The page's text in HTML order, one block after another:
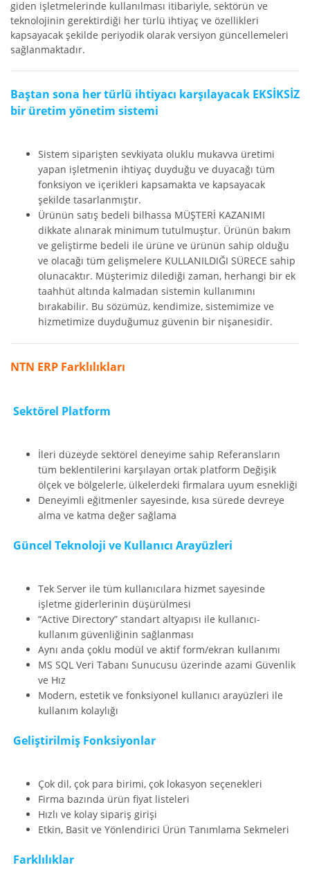
giden işletmelerinde kullanılması itibariyle, sektörün ve
teknolojinin gerektirdiği her türlü ihtiyaç ve özellikleri
kapsayacak şekilde periyodik olarak versiyon güncellemeleri
sağlanmaktadır.
Baştan sona her türlü ihtiyacı karşılayacak EKSİKSİZ
bir üretim yönetim sistemi
Sistem siparişten sevkiyata oluklu mukavva üretimi
yapan işletmenin ihtiyaç duyduğu ve duyacağı tüm
fonksiyon ve içerikleri kapsamakta ve kapsayacak
şekilde tasarlanmıştır.
Ürünün satış bedeli bilhassa MÜŞTERİ KAZANIMI
dikkate alınarak minimum tutulmuştur. Ürünün bakım
ve geliştirme bedeli ile ürüne ve ürünün sahip olduğu
ve olacağı tüm gelişmelere KULLANILDIĞI SÜRECE sahip
olunacaktır. Müşterimiz dilediği zaman, herhangi bir ek
taahhüt altında kalmadan sistemin kullanımını
bırakabilir. Bu sözümüz, kendimize, sistemimize ve
hizmetimize duyduğumuz güvenin bir nişanesidir.
NTN ERP Farklılıkları
Sektörel Platform
İleri düzeyde sektörel deneyime sahip Referansların
tüm beklentilerini karşılayan ortak platform Değişik
ölçek ve bölgelerle, ülkelerdeki firmalara uyum esnekliği
Deneyimli eğitmenler sayesinde, kısa sürede devreye
alma ve katma değer sağlama
Güncel Teknoloji ve Kullanıcı Arayüzleri
Tek Server ile tüm kullanıcılara hizmet sayesinde
işletme giderlerinin düşürülmesi
“Active Directory” standart altyapısı ile kullanıcı-
kullanım güvenliğinin sağlanması
Aynı anda çoklu modül ve aktif form/ekran kullanımı
MS SQL Veri Tabanı Sunucusu üzerinde azami Güvenlik
ve Hız
Modern, estetik ve fonksiyonel kullanıcı arayüzleri ile
kullanım kolaylığı
Geliştirilmiş Fonksiyonlar
Çok dil, çok para birimi, çok lokasyon seçenekleri
Firma bazında ürün fiyat listeleri
Hızlı ve kolay sipariş girişi
Etkin, Basit ve Yönlendirici Ürün Tanımlama Sekmeleri
Farklılıklar